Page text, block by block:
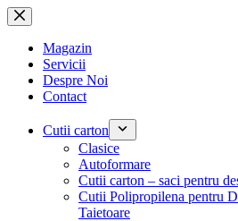
Sari
la
conținutMagazin
Servicii
Despre Noi
Contact
Cutii carton
Clasice
Autoformare
Cutii carton – saci pentru
Cutii Polipropilena pentru
Taietoare